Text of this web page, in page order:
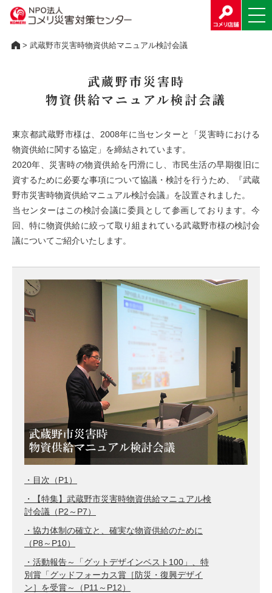
> 武蔵野市災害時物資供給マニュアル検討会議
武蔵野市災害時
物資供給マニュアル検討会議
東京都武蔵野市様は、2008年に当センターと「災害時における
物資供給に関する協定」を締結されています。
2020年、災害時の物資供給を円滑にし、市民生活の早期復旧に
資するために必要な事項について協議・検討を行うため、『武蔵
野市災害時物資供給マニュアル検討会議』を設置されました。
当センターはこの検討会議に委員として参画しております。今
回、特に物資供給に絞って取り組まれている武蔵野市様の検討会
議についてご紹介いたします。
・目次（P1）
・【特集】武蔵野市災害時物資供給マニュアル検
討会議（P2～P7）
・協力体制の確立と、確実な物資供給のために
（P8～P10）
・活動報告～「グットデザインベスト100」、特
別賞「グッドフォーカス賞［防災・復興デザイ
ン］を受賞～（P11～P12）